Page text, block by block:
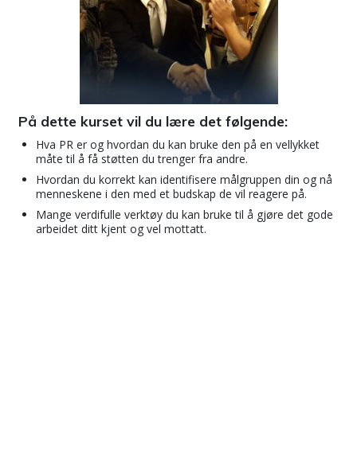
På dette kurset vil du lære det følgende:
Hva PR er og hvordan du kan bruke den på en vellykket
måte til å få støtten du trenger fra andre.
Hvordan du korrekt kan identifisere målgruppen din og nå
menneskene i den med et budskap de vil reagere på.
Mange verdifulle verktøy du kan bruke til å gjøre det gode
arbeidet ditt kjent og vel mottatt.